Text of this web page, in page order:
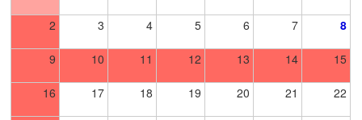
2 3 4 5 6 7 8
9 10 11 12 13 14 15
16 17 18 19 20 21 22